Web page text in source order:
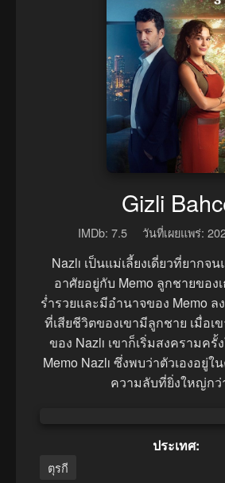
Gizli
IMDb: 7.5 วันที่เผยแพร่:
Nazlı เป็นแม่เลี้ยงเดี่ยวที่ยากจ
อาศัยอยู่กับ Memo ลูกชายของ
ร่ำรวยและมีอำนาจของ Memo ล
ที่เสียชีวิตของเขามีลูกชาย เมื่อเ
ของ Nazlı เขาก็เริ่มสงครามค
Memo Nazlı ซึ่งพบว่าตัวเองอยู่
ความลับที่ยิ่งใหญ่ก
ประเทศ:
ตุรกี